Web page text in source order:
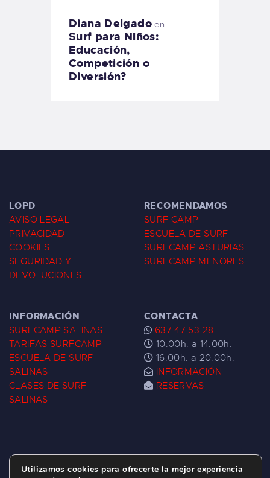
Diana Delgadoen
Surf para Niños:
Educación,
Competición o
Diversión?
LOPD
AVISO LEGAL
PRIVACIDAD
COOKIES
SEGURIDAD Y
DEVOLUCIONES
RECOMENDAMOS
SURF CAMP
ESCUELA DE SURF
SURFCAMP ASTURIAS
SURFCAMP MENORES
INFORMACIÓN
SURFCAMP SALINAS
TARIFAS SURFCAMP
ESCUELA DE SURF
SALINAS
CLASES DE SURF
SALINAS
CONTACTA
637 47 53 28
10:00h. a 14:00h.
16:00h. a 20:00h.
INFORMACIÓN
RESERVAS
Utilizamos cookies para ofrecerte la mejor experiencia